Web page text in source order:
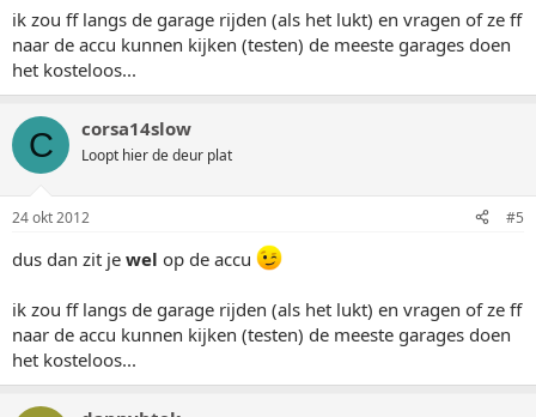
ik zou ff langs de garage rijden (als het lukt) en vragen of ze ff
naar de accu kunnen kijken (testen) de meeste garages doen
het kosteloos...
C corsa14slow
Loopt hier de deur plat
24 okt 2012 #5
dus dan zit je wel op de accu
ik zou ff langs de garage rijden (als het lukt) en vragen of ze ff
naar de accu kunnen kijken (testen) de meeste garages doen
het kosteloos...